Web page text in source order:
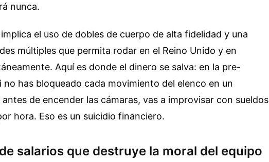
nunca.
el uso de dobles de cuerpo de alta fidelidad y una
múltiples que permita rodar en el Reino Unido y en
Aquí es donde el dinero se salva: en la pre-
no has bloqueado cada movimiento del elenco en un
de encender las cámaras, vas a improvisar con sueldos
hora. Eso es un suicidio financiero.
salarios que destruye la moral del equipo